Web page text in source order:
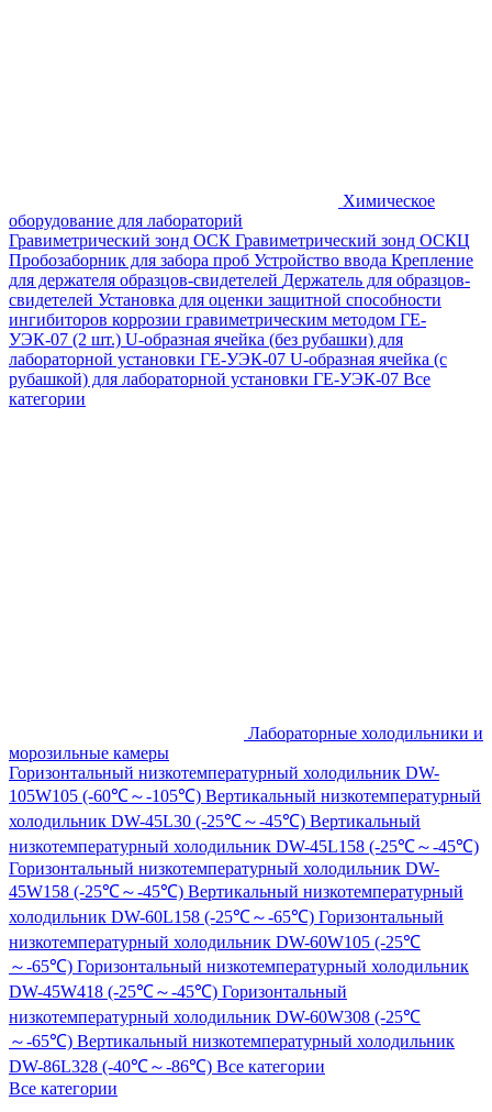
Химическое
оборудование для лабораторий
Гравиметрический зонд ОСК Гравиметрический зонд ОСКЦ
Пробозаборник для забора проб Устройство ввода Крепление
для держателя образцов-свидетелей Держатель для образцов-
свидетелей Установка для оценки защитной способности
ингибиторов коррозии гравиметрическим методом ГЕ-
УЭК-07 (2 шт.) U-образная ячейка (без рубашки) для
лабораторной установки ГЕ-УЭК-07 U-образная ячейка (с
рубашкой) для лабораторной установки ГЕ-УЭК-07 Все
категории
Лабораторные холодильники и
морозильные камеры
Горизонтальный низкотемпературный холодильник DW-
105W105 (-60℃～-105℃) Вертикальный низкотемпературный
холодильник DW-45L30 (-25℃～-45℃) Вертикальный
низкотемпературный холодильник DW-45L158 (-25℃～-45℃)
Горизонтальный низкотемпературный холодильник DW-
45W158 (-25℃～-45℃) Вертикальный низкотемпературный
холодильник DW-60L158 (-25℃～-65℃) Горизонтальный
низкотемпературный холодильник DW-60W105 (-25℃
～-65℃) Горизонтальный низкотемпературный холодильник
DW-45W418 (-25℃～-45℃) Горизонтальный
низкотемпературный холодильник DW-60W308 (-25℃
～-65℃) Вертикальный низкотемпературный холодильник
DW-86L328 (-40℃～-86℃) Все категории
Все категории